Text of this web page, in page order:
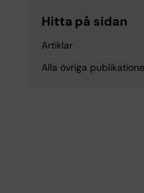
Hitta på sidan
Artiklar
Alla övriga